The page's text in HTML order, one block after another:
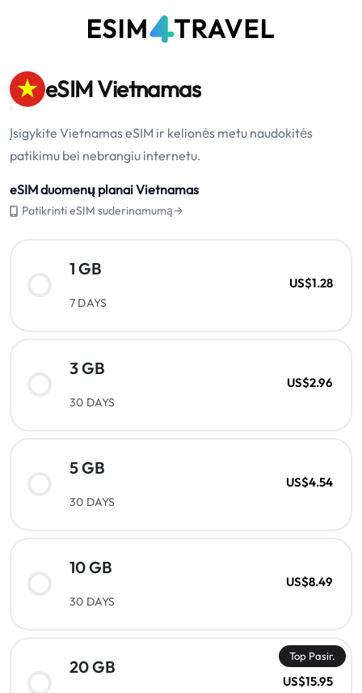
eSIM Vietnamas
Įsigykite Vietnamas eSIM ir kelionės metu naudokitės
patikimu bei nebrangiu internetu.
eSIM duomenų planai Vietnamas
Patikrinti eSIM suderinamumą→
1 GB
7 DAYS
US$1.28
3 GB
30 DAYS
US$2.96
5 GB
30 DAYS
US$4.54
10 GB
30 DAYS
US$8.49
Top Pasir.
20 GB
US$15.95